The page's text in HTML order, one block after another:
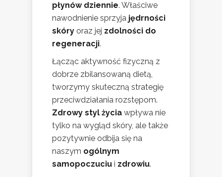
płynów dziennie. Właściwe
nawodnienie sprzyja jędrności
skóry oraz jej zdolności do
regeneracji.
Łącząc aktywność fizyczną z
dobrze zbilansowaną dietą,
tworzymy skuteczną strategię
przeciwdziałania rozstępom.
Zdrowy styl życia wpływa nie
tylko na wygląd skóry, ale także
pozytywnie odbija się na
naszym ogólnym
samopoczuciu i zdrowiu.